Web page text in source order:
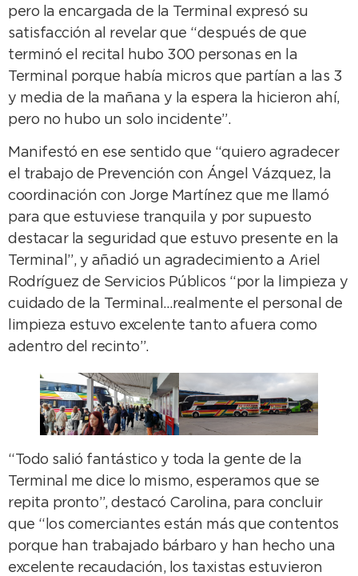
pero la encargada de la Terminal expresó su
satisfacción al revelar que “después de que
terminó el recital hubo 300 personas en la
Terminal porque había micros que partían a las 3
y media de la mañana y la espera la hicieron ahí,
pero no hubo un solo incidente”.
Manifestó en ese sentido que “quiero agradecer
el trabajo de Prevención con Ángel Vázquez, la
coordinación con Jorge Martínez que me llamó
para que estuviese tranquila y por supuesto
destacar la seguridad que estuvo presente en la
Terminal”, y añadió un agradecimiento a Ariel
Rodríguez de Servicios Públicos “por la limpieza y
cuidado de la Terminal…realmente el personal de
limpieza estuvo excelente tanto afuera como
adentro del recinto”.
“Todo salió fantástico y toda la gente de la
Terminal me dice lo mismo, esperamos que se
repita pronto”, destacó Carolina, para concluir
que “los comerciantes están más que contentos
porque han trabajado bárbaro y han hecho una
excelente recaudación, los taxistas estuvieron